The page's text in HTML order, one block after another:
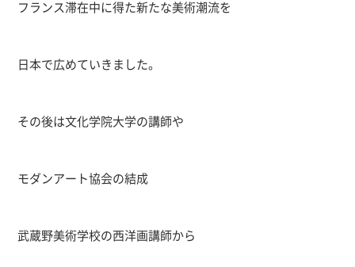
フランス滞在中に得た新たな美術潮流を
日本で広めていきました。
その後は文化学院大学の講師や
モダンアート協会の結成
武蔵野美術学校の西洋画講師から